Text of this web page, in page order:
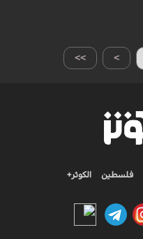
>> >
فلسطين الكوثر+